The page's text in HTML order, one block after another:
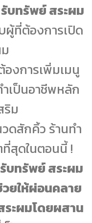
บทรัพย์ สระผม
ผู้ที่ต้องการเปิด
องการเพิ่มเมนู
เป็นอาชีพหลัก
ริม
ดสักคิ้ว ร้านทำ
สุดในตอนนี้ !
บทรัพย์ สระผม
ยให้ผ่อนคลาย
ะผมโดยผสาน